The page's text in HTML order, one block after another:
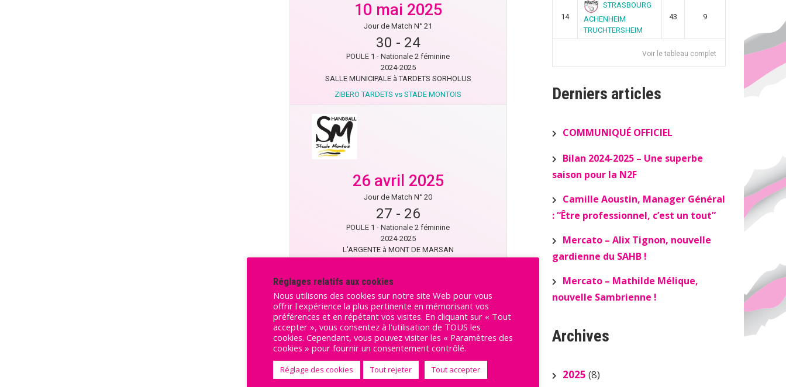
10 mai 2025
Jour de Match N° 21
30 - 24
POULE 1 - Nationale 2 féminine
2024-2025
SALLE MUNICIPALE à TARDETS SORHOLUS
ZIBERO TARDETS vs STADE MONTOIS
26 avril 2025
Jour de Match N° 20
27 - 26
POULE 1 - Nationale 2 féminine
2024-2025
L'ARGENTE à MONT DE MARSAN
19 avril 2025
Jour de Match N° 19
14
STRASBOURG
ACHENHEIM
TRUCHTERSHEIM
43 9
Voir le tableau complet
Derniers articles
COMMUNIQUÉ OFFICIEL
Bilan 2024-2025 – Une superbe
saison pour la N2F
Camille Aoustin, Manager Général
: “Être professionnel, c’est un tout”
Mercato – Alix Tignon, nouvelle
gardienne du SAHB !
Mercato – Mathilde Mélique,
nouvelle Sambrienne !
Archives
2025 (8)
Réglages relatifs aux cookies
Nous utilisons des cookies sur notre site Web pour vous
offrir l'expérience la plus pertinente en mémorisant vos
préférences et en répétant vos visites. En cliquant sur « Tout
accepter », vous consentez à l'utilisation de TOUS les
cookies. Cependant, vous pouvez visiter les « Paramètres des
cookies » pour fournir un consentement contrôlé.
Réglage des cookies Tout rejeter Tout accepter